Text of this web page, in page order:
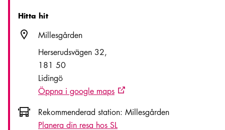
Hitta hit
Plats ikonMillesgården
Herserudsvägen 32
181 50
Lidingö
Öppna i google maps Extern ikon
Icon.busAltText
Rekommenderad station: Millesgården
Planera din resa hos SL